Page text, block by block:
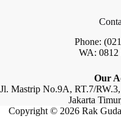
Phone:
WA: 0812
Our
Jl. Mastrip No.9A, RT.7/
Jakarta
Copyright © 2026 Rak